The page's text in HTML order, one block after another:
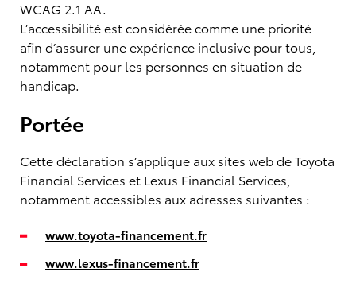
WCAG 2.1 AA.
L’accessibilité est considérée comme une priorité
afin d’assurer une expérience inclusive pour tous,
notamment pour les personnes en situation de
handicap.
Portée
Cette déclaration s’applique aux sites web de Toyota
Financial Services et Lexus Financial Services,
notamment accessibles aux adresses suivantes :
www.toyota-financement.fr
www.lexus-financement.fr